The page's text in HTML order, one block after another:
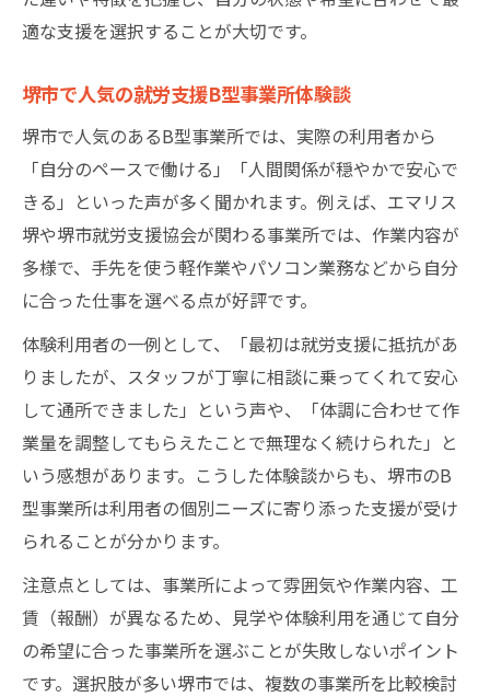
適な支援を選択することが大切です。
堺市で人気の就労支援B型事業所体験談
堺市で人気のあるB型事業所では、実際の利用者から
「自分のペースで働ける」「人間関係が穏やかで安心で
きる」といった声が多く聞かれます。例えば、エマリス
堺や堺市就労支援協会が関わる事業所では、作業内容が
多様で、手先を使う軽作業やパソコン業務などから自分
に合った仕事を選べる点が好評です。
体験利用者の一例として、「最初は就労支援に抵抗があ
りましたが、スタッフが丁寧に相談に乗ってくれて安心
して通所できました」という声や、「体調に合わせて作
業量を調整してもらえたことで無理なく続けられた」と
いう感想があります。こうした体験談からも、堺市のB
型事業所は利用者の個別ニーズに寄り添った支援が受け
られることが分かります。
注意点としては、事業所によって雰囲気や作業内容、工
賃（報酬）が異なるため、見学や体験利用を通じて自分
の希望に合った事業所を選ぶことが失敗しないポイント
です。選択肢が多い堺市では、複数の事業所を比較検討